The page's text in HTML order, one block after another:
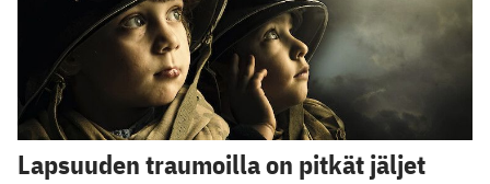
Lapsuuden traumoilla on pitkät jäljet